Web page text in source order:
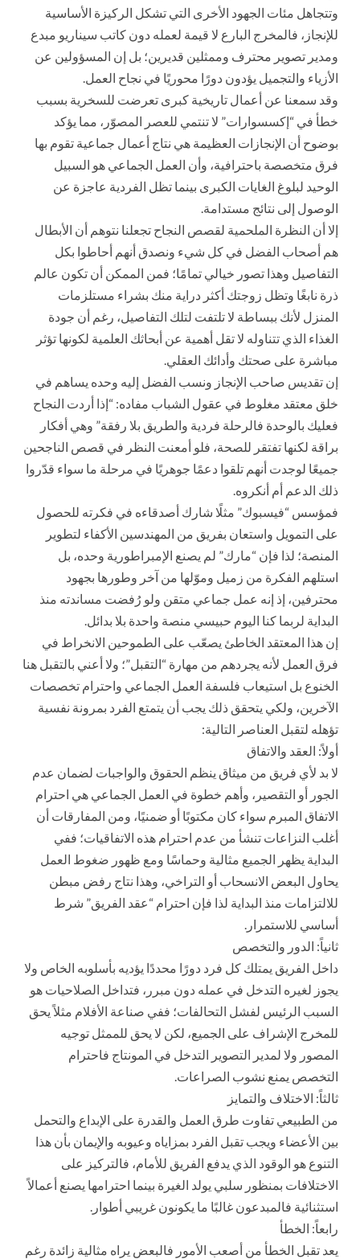
وتتجاهل مئات الجهود الأخرى التي تشكل الركيزة الأساسية
للإنجاز، فالمخرج البارع لا قيمة لعمله دون كاتب سيناريو مبدع
ومدير تصوير محترف وممثلين قديرين؛ بل إن المسؤولين عن
الأزياء والتجميل يؤدون دورًا محوريًا في نجاح العمل.
وقد سمعنا عن أعمال تاريخية كبرى تعرضت للسخرية بسبب
خطأ في “إكسسوارات” لا تنتمي للعصر المصوّر، مما يؤكد
بوضوح أن الإنجازات العظيمة هي نتاج أعمال جماعية تقوم بها
فرق متخصصة باحترافية، وأن العمل الجماعي هو السبيل
الوحيد لبلوغ الغايات الكبرى بينما تظل الفردية عاجزة عن
الوصول إلى نتائج مستدامة.
إلا أن النظرة الملحمية لقصص النجاح تجعلنا نتوهم أن الأبطال
هم أصحاب الفضل في كل شيء ونصدق أنهم أحاطوا بكل
التفاصيل وهذا تصور خيالي تمامًا؛ فمن الممكن أن تكون عالم
ذرة نابغًا وتظل زوجتك أكثر دراية منك بشراء مستلزمات
المنزل لأنك ببساطة لا تلتفت لتلك التفاصيل، رغم أن جودة
الغذاء الذي تتناوله لا تقل أهمية عن أبحاثك العلمية لكونها تؤثر
مباشرة على صحتك وأدائك العقلي.
إن تقديس صاحب الإنجاز ونسب الفضل إليه وحده يساهم في
خلق معتقد مغلوط في عقول الشباب مفاده: “إذا أردت النجاح
فعليك بالوحدة فالرحلة فردية والطريق بلا رفقة” وهي أفكار
براقة لكنها تفتقر للصحة، فلو أمعنت النظر في قصص الناجحين
جميعًا لوجدت أنهم تلقوا دعمًا جوهريًا في مرحلة ما سواء قدّروا
ذلك الدعم أم أنكروه.
فمؤسس “فيسبوك” مثلًا شارك أصدقاءه في فكرته للحصول
على التمويل واستعان بفريق من المهندسين الأكفاء لتطوير
المنصة؛ لذا فإن “مارك” لم يصنع الإمبراطورية وحده، بل
استلهم الفكرة من زميل وموّلها من آخر وطورها بجهود
محترفين، إذ إنه عمل جماعي متقن ولو رُفضت مساندته منذ
البداية لربما كنا اليوم حبيسي منصة واحدة بلا بدائل.
إن هذا المعتقد الخاطئ يصعّب على الطموحين الانخراط في
فرق العمل لأنه يجردهم من مهارة “التقبل”؛ ولا أعني بالتقبل هنا
الخنوع بل استيعاب فلسفة العمل الجماعي واحترام تخصصات
الآخرين، ولكي يتحقق ذلك يجب أن يتمتع الفرد بمرونة نفسية
تؤهله لتقبل العناصر التالية:
أولاً: العقد والاتفاق
لا بد لأي فريق من ميثاق ينظم الحقوق والواجبات لضمان عدم
الجور أو التقصير، وأهم خطوة في العمل الجماعي هي احترام
الاتفاق المبرم سواء كان مكتوبًا أو ضمنيًا، ومن المفارقات أن
أغلب النزاعات تنشأ من عدم احترام هذه الاتفاقيات؛ ففي
البداية يظهر الجميع مثالية وحماسًا ومع ظهور ضغوط العمل
يحاول البعض الانسحاب أو التراخي، وهذا نتاج رفض مبطن
للالتزامات منذ البداية لذا فإن احترام “عقد الفريق” شرط
أساسي للاستمرار.
ثانياً: الدور والتخصص
داخل الفريق يمتلك كل فرد دورًا محددًا يؤديه بأسلوبه الخاص ولا
يجوز لغيره التدخل في عمله دون مبرر، فتداخل الصلاحيات هو
السبب الرئيس لفشل التحالفات؛ ففي صناعة الأفلام مثلاً يحق
للمخرج الإشراف على الجميع، لكن لا يحق للممثل توجيه
المصور ولا لمدير التصوير التدخل في المونتاج فاحترام
التخصص يمنع نشوب الصراعات.
ثالثاً: الاختلاف والتمايز
من الطبيعي تفاوت طرق العمل والقدرة على الإبداع والتحمل
بين الأعضاء ويجب تقبل الفرد بمزاياه وعيوبه والإيمان بأن هذا
التنوع هو الوقود الذي يدفع الفريق للأمام، فالتركيز على
الاختلافات بمنظور سلبي يولد الغيرة بينما احترامها يصنع أعمالاً
استثنائية فالمبدعون غالبًا ما يكونون غريبي أطوار.
رابعاً: الخطأ
يعد تقبل الخطأ من أصعب الأمور فالبعض يراه مثالية زائدة رغم